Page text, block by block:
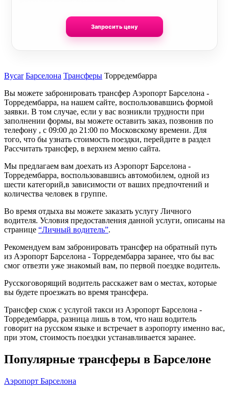
Запросить цену
Bycar Барселона Трансферы Торредембарра
Вы можете забронировать трансфер Аэропорт Барселона -
Торредембарра, на нашем сайте, воспользовавшись формой
заявки. В том случае, если у вас возникли трудности при
заполнении формы, вы можете оставить заказ, позвонив по
телефону , с 09:00 до 21:00 по Московскому времени. Для
того, что бы узнать стоимость поездки, перейдите в раздел
Рассчитать трансфер, в верхнем меню сайта.
Мы предлагаем вам доехать из Аэропорт Барселона -
Торредембарра, воспользовавшись автомобилем, одной из
шести категорий,в зависимости от ваших предпочтений и
количества человек в группе.
Во время отдыха вы можете заказать услугу Личного
водителя. Условия предоставления данной услуги, описаны на
странице “Личный водитель”.
Рекомендуем вам забронировать трансфер на обратный путь
из Аэропорт Барселона - Торредембарра заранее, что бы вас
смог отвезти уже знакомый вам, по первой поездке водитель.
Русскоговорящий водитель расскажет вам о местах, которые
вы будете проезжать во время трансфера.
Трансфер схож с услугой такси из Аэропорт Барселона -
Торредембарра, разница лишь в том, что наш водитель
говорит на русском языке и встречает в аэропорту именно вас,
при этом, стоимость поездки устанавливается заранее.
Популярные трансферы в Барселоне
Аэропорт Барселона